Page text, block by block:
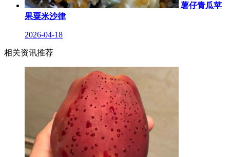
薯仔青瓜苹
果粟米沙律
2026-04-18
相关资讯推荐